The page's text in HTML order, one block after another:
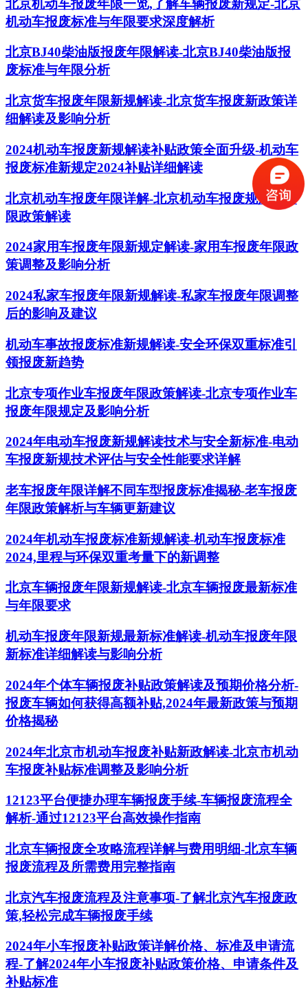
北京机动车报废年限一览,了解车辆报废新规定-北京
机动车报废标准与年限要求深度解析
北京BJ40柴油版报废年限解读-北京BJ40柴油版报
废标准与年限分析
北京货车报废年限新规解读-北京货车报废新政策详
细解读及影响分析
2024机动车报废新规解读补贴政策全面升级-机动车
报废标准新规定2024补贴详细解读
北京机动车报废年限详解-北京机动车报废规定及年
限政策解读
2024家用车报废年限新规定解读-家用车报废年限政
策调整及影响分析
2024私家车报废年限新规解读-私家车报废年限调整
后的影响及建议
机动车事故报废标准新规解读-安全环保双重标准引
领报废新趋势
北京专项作业车报废年限政策解读-北京专项作业车
报废年限规定及影响分析
2024年电动车报废新规解读技术与安全新标准-电动
车报废新规技术评估与安全性能要求详解
老车报废年限详解不同车型报废标准揭秘-老车报废
年限政策解析与车辆更新建议
2024年机动车报废标准新规解读-机动车报废标准
2024,里程与环保双重考量下的新调整
北京车辆报废年限新规解读-北京车辆报废最新标准
与年限要求
机动车报废年限新规最新标准解读-机动车报废年限
新标准详细解读与影响分析
2024年个体车辆报废补贴政策解读及预期价格分析-
报废车辆如何获得高额补贴,2024年最新政策与预期
价格揭秘
2024年北京市机动车报废补贴新政解读-北京市机动
车报废补贴标准调整及影响分析
12123平台便捷办理车辆报废手续-车辆报废流程全
解析-通过12123平台高效操作指南
北京车辆报废全攻略流程详解与费用明细-北京车辆
报废流程及所需费用完整指南
北京汽车报废流程及注意事项-了解北京汽车报废政
策,轻松完成车辆报废手续
2024年小车报废补贴政策详解价格、标准及申请流
程-了解2024年小车报废补贴政策价格、申请条件及
补贴标准